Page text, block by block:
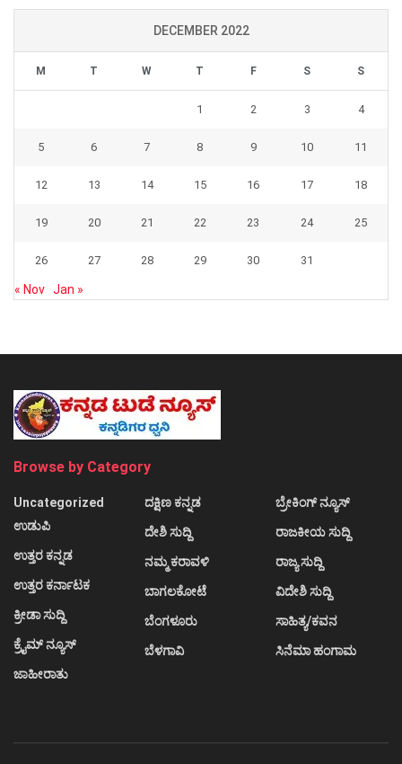
DECEMBER 2022
M T W T F S S
1 2 3 4
5 6 7 8 9 10 11
12 13 14 15 16 17 18
19 20 21 22 23 24 25
26 27 28 29 30 31
« Nov Jan »
Browse by Category
Uncategorized
ಉಡುಪಿ
ಉತ್ತರ ಕನ್ನಡ
ಉತ್ತರ ಕರ್ನಾಟಕ
ಕ್ರೀಡಾ ಸುದ್ದಿ
ಕ್ರೈಮ್ ನ್ಯೂಸ್
ಜಾಹೀರಾತು
ದಕ್ಷಿಣ ಕನ್ನಡ
ದೇಶಿ ಸುದ್ದಿ
ನಮ್ಮ ಕರಾವಳಿ
ಬಾಗಲಕೋಟೆ
ಬೆಂಗಳೂರು
ಬೆಳಗಾವಿ
ಬ್ರೇಕಿಂಗ್ ನ್ಯೂಸ್
ರಾಜಕೀಯ ಸುದ್ದಿ
ರಾಜ್ಯ ಸುದ್ದಿ
ವಿದೇಶಿ ಸುದ್ದಿ
ಸಾಹಿತ್ಯ/ಕವನ
ಸಿನೆಮಾ ಹಂಗಾಮ